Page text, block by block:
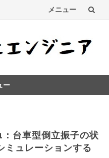
メニュー
ー
台車型倒立振子の状
ミュレーションする